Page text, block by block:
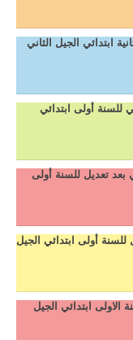
ابتدائي الجيل الثاني
للسنة أولى ابتدائي
بعد تعديل للسنة أولى
أولى ابتدائي الجيل
ابتدائي الجيل